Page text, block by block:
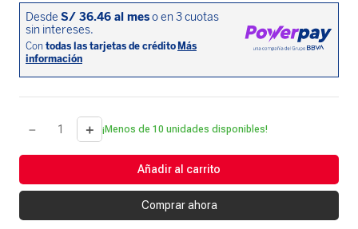
＋
－ ¡Menos de 10 unidades disponibles!
Añadir al carrito
Comprar ahora